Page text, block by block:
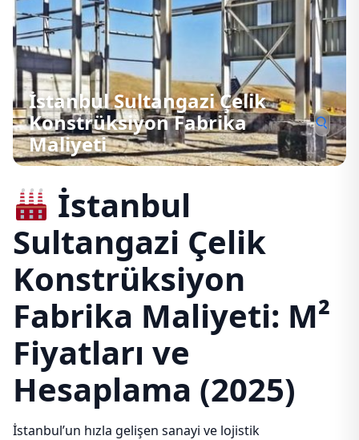
İstanbul Sultangazi Çelik
Konstrüksiyon Fabrika
Maliyeti
İstanbul
Sultangazi Çelik
Konstrüksiyon
Fabrika Maliyeti: M²
Fiyatları ve
Hesaplama (2025)
İstanbul’un hızla gelişen sanayi ve lojistik